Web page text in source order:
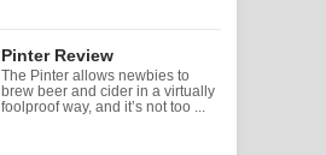
Pinter Review
The Pinter allows newbies to
brew beer and cider in a virtually
foolproof way, and it’s not too ...